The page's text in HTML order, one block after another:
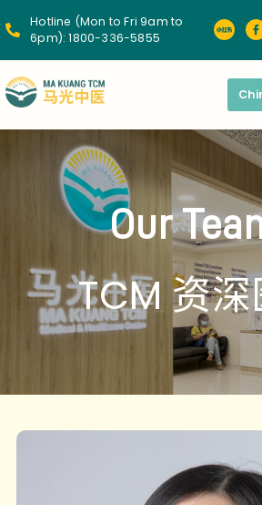
Hotline (Mon to Fri 9am to
6pm): 1800-336-5855
Our
TCM 资